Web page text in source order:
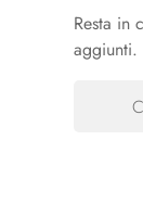
Resta in
aggiunti.